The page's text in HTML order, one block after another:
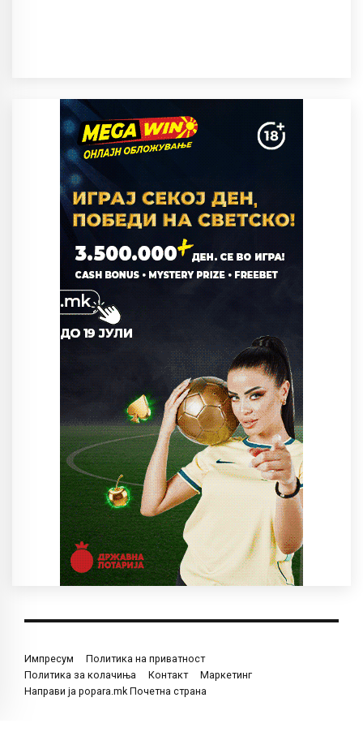
Импресум
Политика на приватност
Политика за колачиња
Контакт
Маркетинг
Направи ја popara.mk Почетна страна